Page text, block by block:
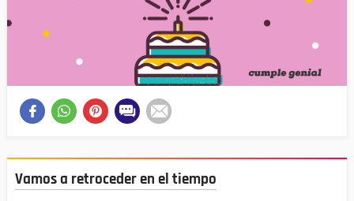
Vamos a retroceder en el tiempo